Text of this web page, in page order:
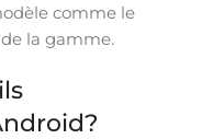
comme le
la gamme.